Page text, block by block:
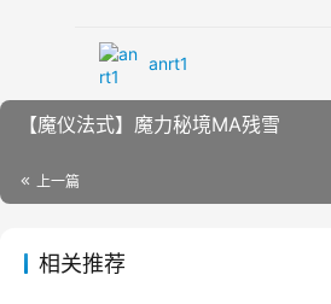
anrt1
【魔仪法‬式】魔力秘境MA残雪
上一篇
相关推荐